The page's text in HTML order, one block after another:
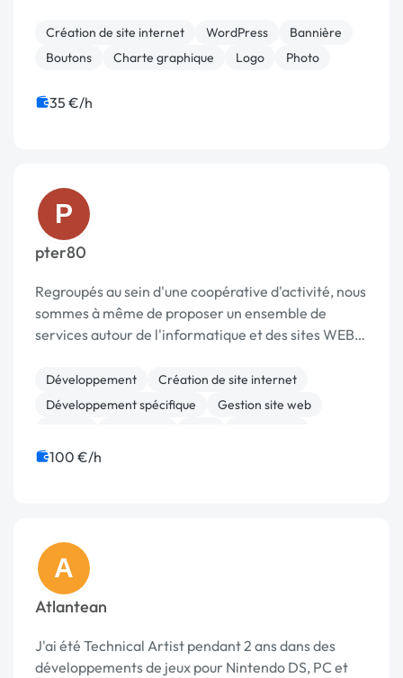
missions au coté des artistes [URL MASQUÉE]. Avec
eux je partic...
Création de site internet WordPress
Bannière
Boutons
Charte graphique Logo Photo
35 €/h
P
pter80
Regroupés au sein d'une coopérative d'activité, nous
sommes à même de proposer un ensemble de
services autour de l'informatique et des sites WEB.
chef de projet - consultant - développemen...
Développement
Création de site internet
Développement spécifique
Gestion site web
Community management
100 €/h
A
Atlantean
J'ai été Technical Artist pendant 2 ans dans des
développements de jeux pour Nintendo DS, PC et